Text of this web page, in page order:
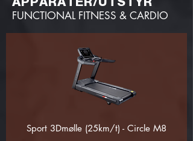
FUNCTIONAL FITNESS & CARDIO
Sport 3Dmølle (25km/t) - Circle M8